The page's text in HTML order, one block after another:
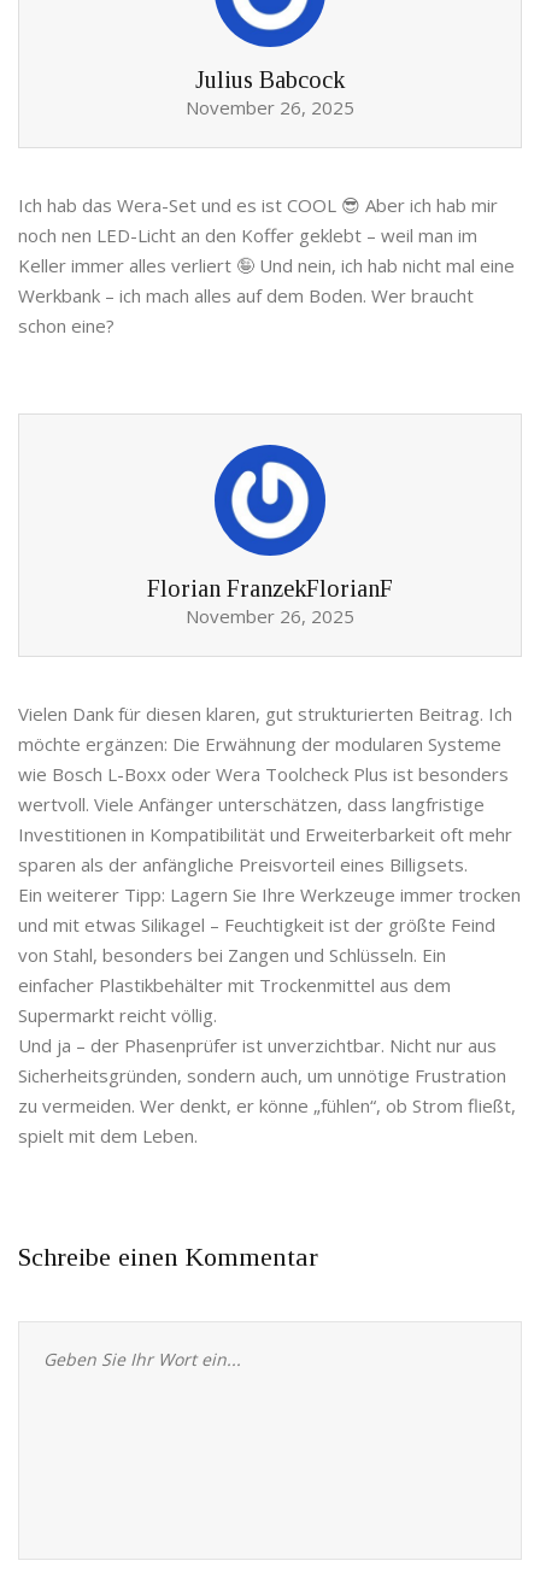
Julius Babcock
November 26, 2025
Ich hab das Wera-Set und es ist COOL 😎 Aber ich hab mir
noch nen LED-Licht an den Koffer geklebt – weil man im
Keller immer alles verliert 🤪 Und nein, ich hab nicht mal eine
Werkbank – ich mach alles auf dem Boden. Wer braucht
schon eine?
Florian FranzekFlorianF
November 26, 2025
Vielen Dank für diesen klaren, gut strukturierten Beitrag. Ich
möchte ergänzen: Die Erwähnung der modularen Systeme
wie Bosch L-Boxx oder Wera Toolcheck Plus ist besonders
wertvoll. Viele Anfänger unterschätzen, dass langfristige
Investitionen in Kompatibilität und Erweiterbarkeit oft mehr
sparen als der anfängliche Preisvorteil eines Billigsets.
Ein weiterer Tipp: Lagern Sie Ihre Werkzeuge immer trocken
und mit etwas Silikagel – Feuchtigkeit ist der größte Feind
von Stahl, besonders bei Zangen und Schlüsseln. Ein
einfacher Plastikbehälter mit Trockenmittel aus dem
Supermarkt reicht völlig.
Und ja – der Phasenprüfer ist unverzichtbar. Nicht nur aus
Sicherheitsgründen, sondern auch, um unnötige Frustration
zu vermeiden. Wer denkt, er könne „fühlen“, ob Strom fließt,
spielt mit dem Leben.
Schreibe einen Kommentar